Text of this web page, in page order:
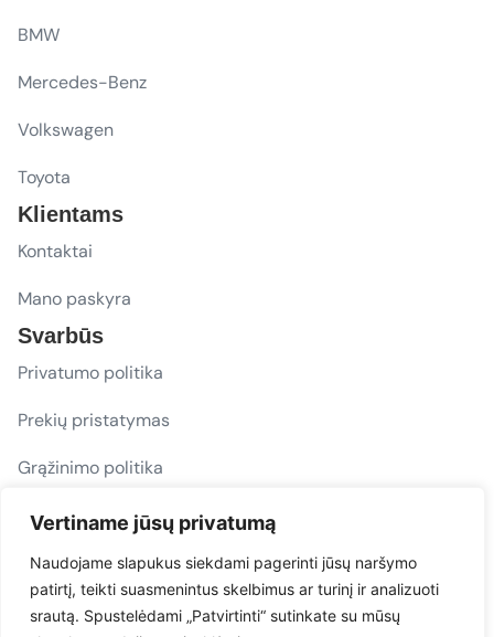
Vertiname jūsų privatumą
Naudojame slapukus siekdami pagerinti jūsų naršymo
patirtį, teikti suasmenintus skelbimus ar turinį ir analizuoti
srautą. Spustelėdami „Patvirtinti“ sutinkate su mūsų
BMW
Mercedes-Benz
Volkswagen
Toyota
Klientams
Kontaktai
Mano paskyra
Svarbūs
Privatumo politika
Prekių pristatymas
Grąžinimo politika
D. U. K.
Sekite mus
evacarmats